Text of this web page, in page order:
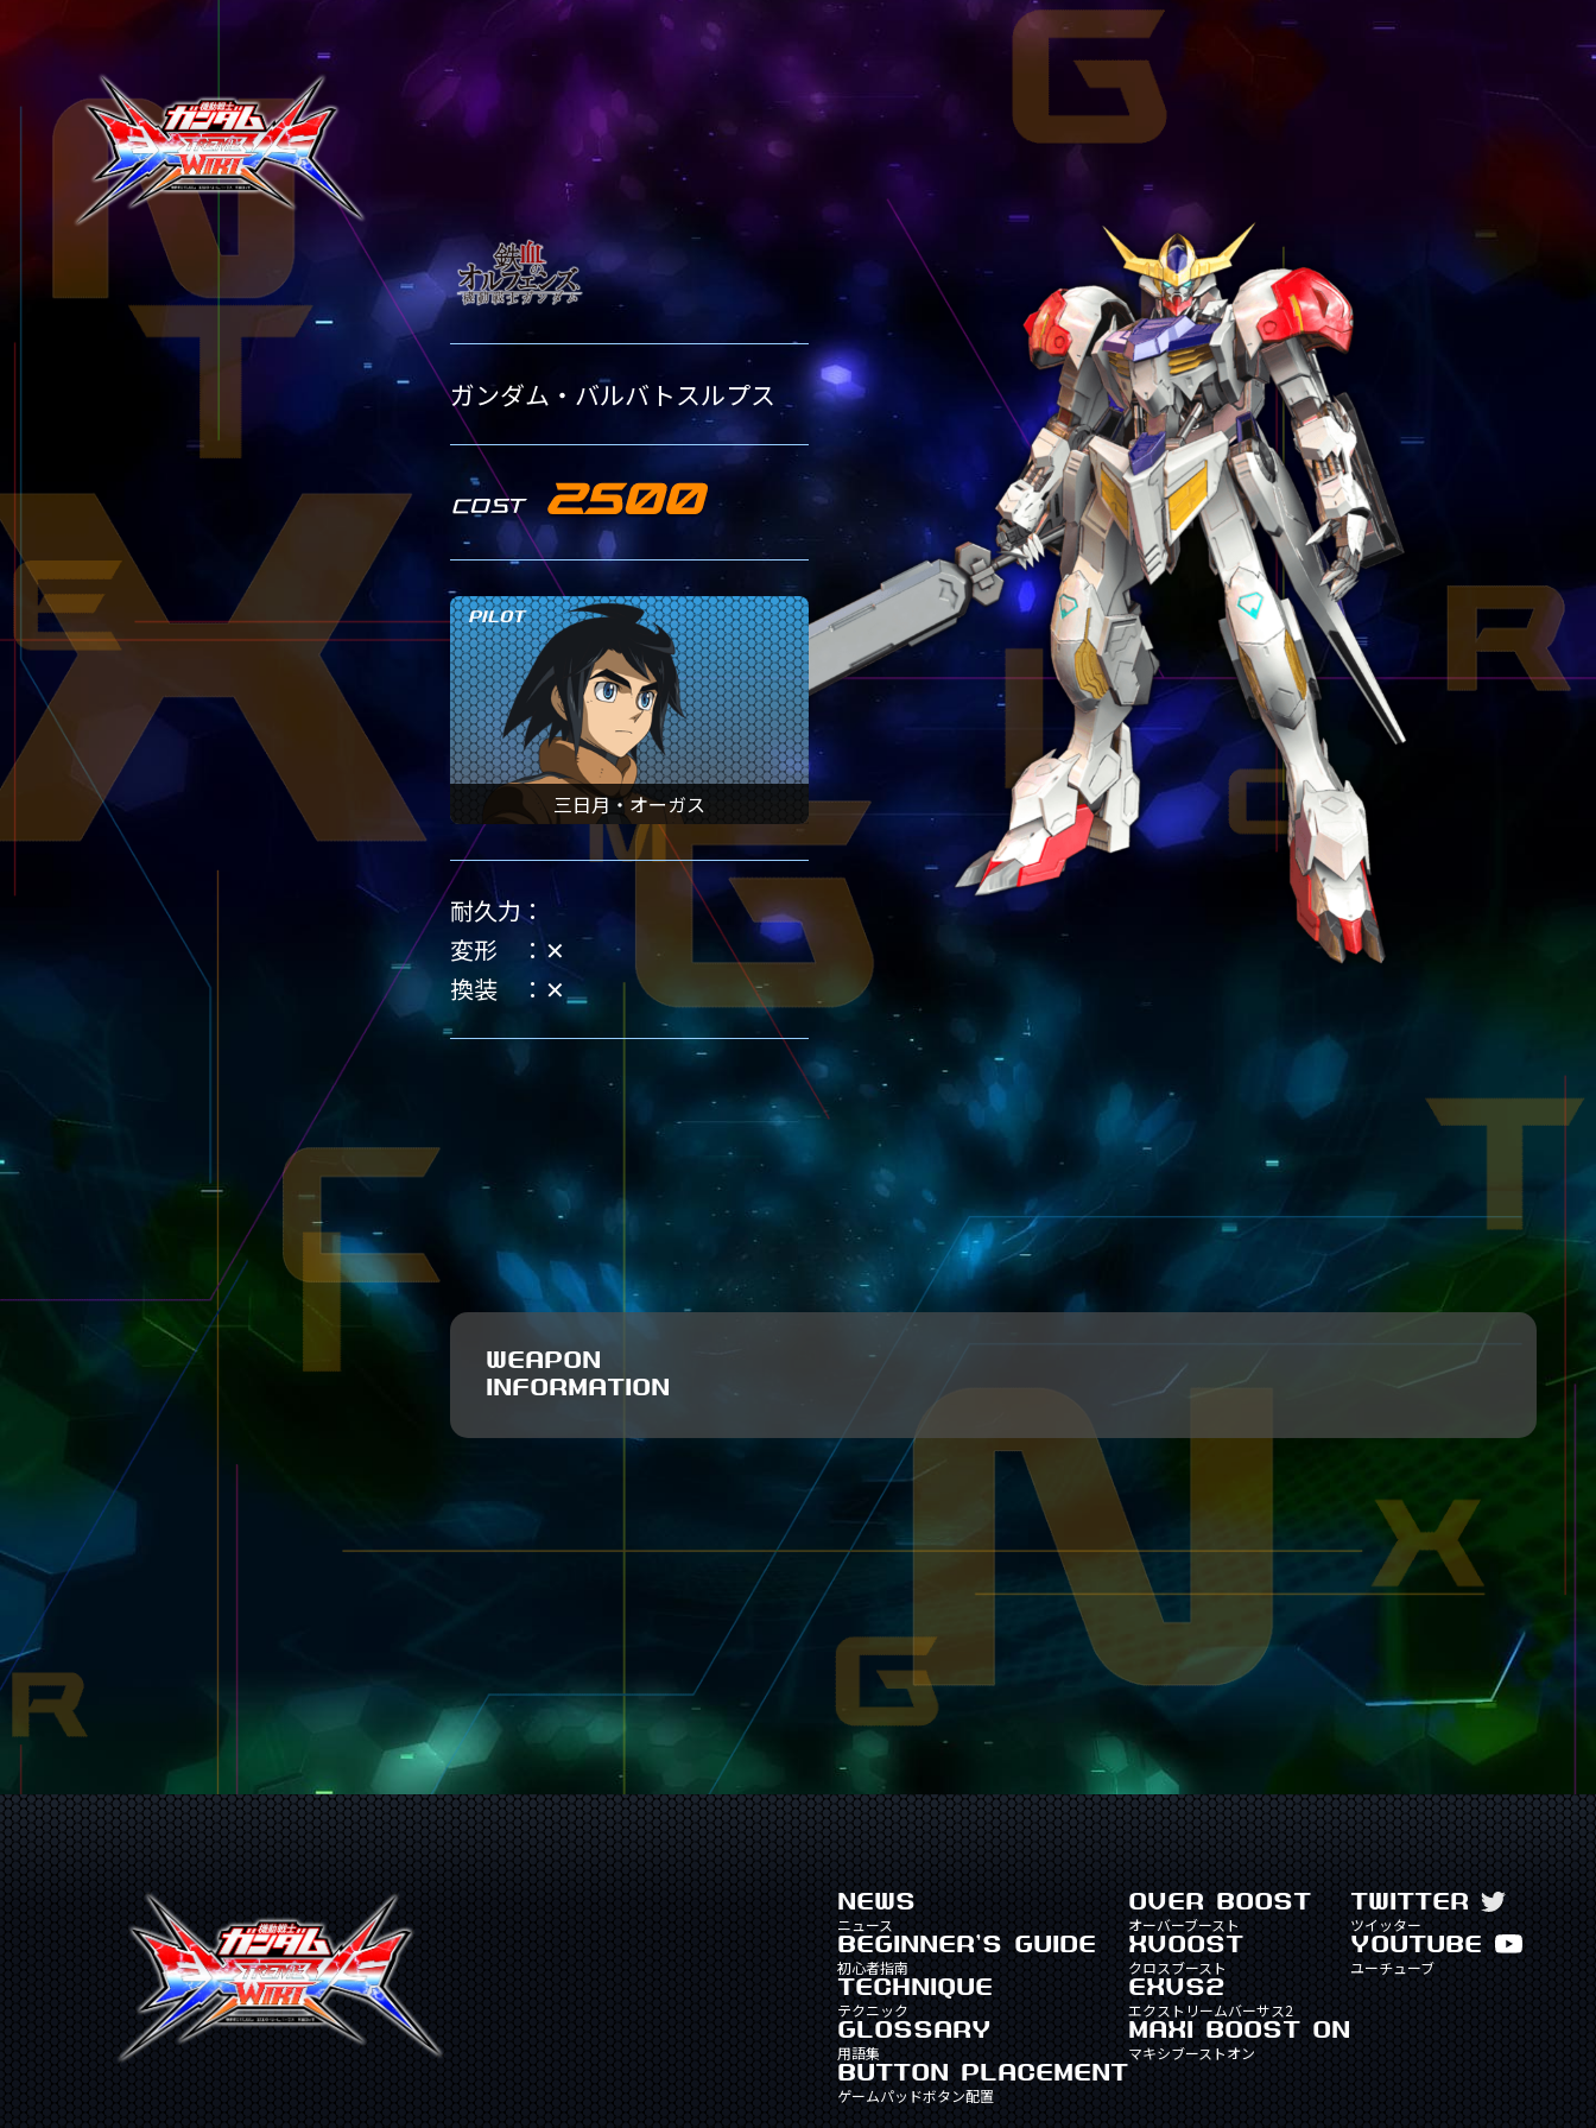
タイトル別1500機体一覧 ランク別1500機体一覧
タイトル別2000機体一覧
タイトル別1500機体一覧
ランク別2000機体一覧
RANK-1500
タイトル別2500機体一覧
タイトル別2000機体一覧
TITLE-1500
タイトル別1500機体一覧
ランク別2500機体一覧
RANK-2000
RANK-1500
ランク別1500機体一覧
BUTTON PLACEMENT
ゲームパッドボタン配置
TWITTER
ツイッター
YOUTUBE
ユーチューブ
ガンダム・バルバトスルプス
PILOT
三日月・オーガス
耐久力
変形
✕
換装
✕
WEAPON
INFORMATION
NEWS
ニュース
BEGINNER'S GUIDE
初心者指南
TECHNIQUE
テクニック
GLOSSARY
用語集
BUTTON PLACEMENT
ゲームパッドボタン配置
OVER BOOST
オーバーブースト
XVOOST
クロスブースト
EXVS2
エクストリームバーサス2
MAXI BOOST ON
マキシブーストオン
TWITTER
ツイッター
YOUTUBE
ユーチューブ